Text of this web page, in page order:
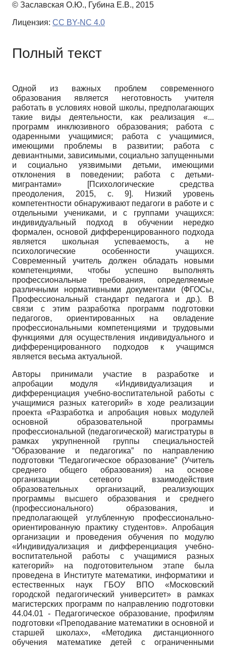
© Заславская О.Ю., Губина Е.В., 2015
Лицензия: CC BY-NC 4.0
Полный текст
Одной из важных проблем современного
образования является неготовность учителя
работать в условиях новой школы, предполагающих
такие виды деятельности, как реализация «...
программ инклюзивного образования; работа с
одаренными учащимися; работа с учащимися,
имеющими проблемы в развитии; работа с
девиантными, зависимыми, социально запущенными
и социально уязвимыми детьми, имеющими
отклонения в поведении; работа с детьми-
мигрантами»
[Психологические средства
преодоления, 2015, с. 9]. Низкий уровень
компетентности обнаруживают педагоги в работе и с
отдельными учениками, и с группами учащихся:
индивидуальный подход в обучении нередко
формален, основой дифференцированного подхода
является школьная успеваемость, а не
психологические особенности учащихся.
Современный учитель должен обладать новыми
компетенциями, чтобы успешно выполнять
профессиональные требования, определяемые
различными нормативными документами (ФГОСы,
Профессиональный стандарт педагога и др.). В
связи с этим разработка программ подготовки
педагогов, ориентированных на овладение
профессиональными компетенциями и трудовыми
функциями для осуществления индивидуального и
дифференцированного подходов к учащимся
является весьма актуальной.
Авторы принимали участие в разработке и
апробации модуля «Индивидуализация и
дифференциация учебно-воспитательной работы с
учащимися разных категорий» в ходе реализации
проекта «Разработка и апробация новых модулей
основной образовательной программы
профессиональной (педагогической) магистратуры в
рамках укрупненной группы специальностей
“Образование и педагогика” по направлению
подготовки “Педагогическое образование” (Учитель
среднего общего образования) на основе
организации сетевого взаимодействия
образовательных организаций, реализующих
программы высшего образования и среднего
(профессионального) образования, и
предполагающей углубленную профессионально­
ориентированную практику студентов». Апробация
организации и проведения обучения по модулю
«Индивидуализация и дифференциация учебно-
воспитательной работы с учащимися разных
категорий» на подготовительном этапе была
проведена в Институте математики, информатики и
естественных наук ГБОУ ВПО «Московский
городской педагогический университет» в рамках
магистерских программ по направлению подготовки
44.04.01 - Педагогическое образование, профилям
подготовки «Преподавание математики в основной и
старшей школах», «Методика дистанционного
обучения математике детей с ограниченными